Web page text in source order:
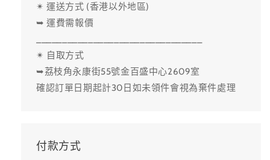
✴ 運送方式 (香港以外地區)
➥ 運費需報價
✴ 自取方式
➥荔枝角永康街55號金百盛中心2609室
確認訂單日期起計30日如未領件會視為棄件處理
付款方式